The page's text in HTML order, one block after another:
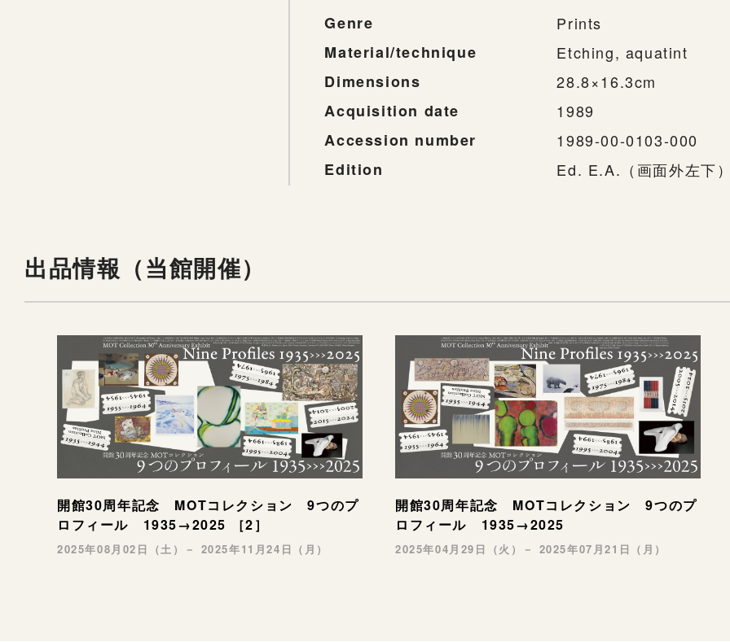
Genre
Prints
Material/technique
Etching, aquatint
Dimensions
28.8×16.3cm
Acquisition date
1989
Accession number
1989-00-0103-000
Edition
Ed. E.A.（画面外左下
出品情報（当館開催）
開館30周年記念 MOTコレクション 9つのプ
ロフィール 1935→2025 ［2］
2025年08月02日（土）－ 2025年11月24日（月）
開館30周年記念 MOTコレクション 9つのプ
ロフィール 1935→2025
2025年04月29日（火）－ 2025年07月21日（月）